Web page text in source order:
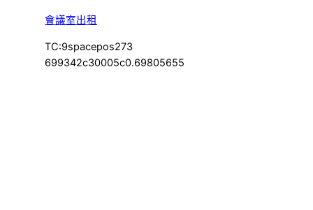
會議室出租
TC:9spacepos273
699342c30005c0.69805655